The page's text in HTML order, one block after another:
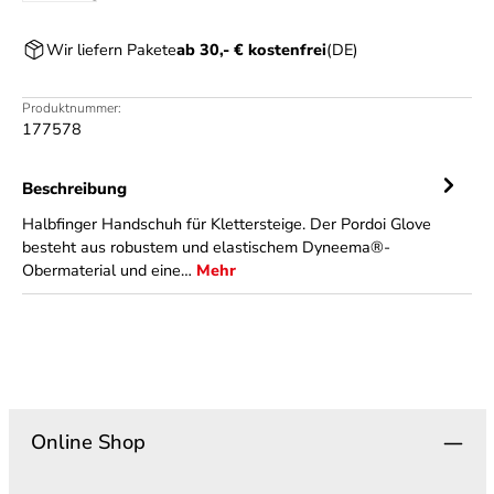
Wir liefern Paketeab 30,- € kostenfrei(DE)
Produktnummer:
177578
Beschreibung
Halbfinger Handschuh für Klettersteige. Der Pordoi Glove
besteht aus robustem und elastischem Dyneema®-
Obermaterial und eine… Mehr
Online Shop